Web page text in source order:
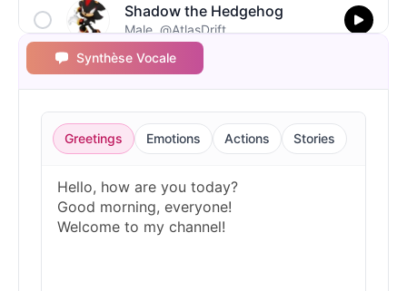
Shadow the Hedgehog
Male @AtlasDrift
Silver the Hedgehog
Male @BlueWillow
Male @Cheeky_Lad
Synthèse Vocale
Greetings Emotions Actions Stories